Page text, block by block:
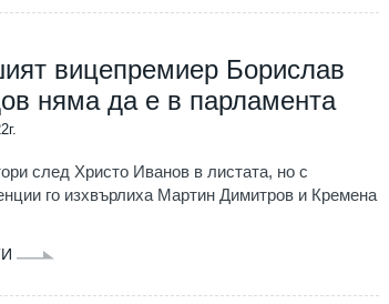
вицепремиер Борислав
няма да е в парламента
след Христо Иванов в листата, но с
го изхвърлиха Мартин Димитров и Кремена